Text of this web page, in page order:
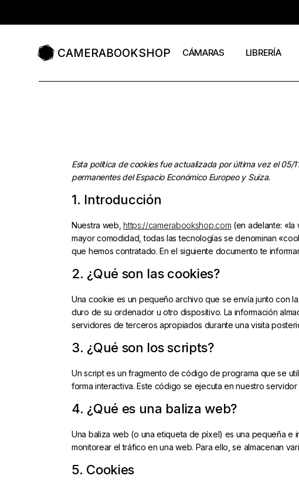
CAMERABOOKSHOP CÁMARAS
Cámaras de colores
Cámaras de fuelle
Cámaras de medio formato
Cámaras disc
Cámaras instantáneas
Cámaras miniatura
Cámaras réflex de 2
objetivos
Cámaras réflex de 35 mm
Súper 8
LIBRERÍA
Esta política de cookies fue actualizada por última vez el
permanentes del Espacio Económico Europeo y Suiza.
1. Introducción
Nuestra web, https://camerabookshop.com (en adelante:
mayor comodidad, todas las tecnologías se denominan
que hemos contratado. En el siguiente documento te
2. ¿Qué son las cookies?
Una cookie es un pequeño archivo que se envía junto con
duro de su ordenador u otro dispositivo. La información
servidores de terceros apropiados durante una visita
3. ¿Qué son los scripts?
Un script es un fragmento de código de programa que se
forma interactiva. Este código se ejecuta en nuestro
4. ¿Qué es una baliza web?
Una baliza web (o una etiqueta de píxel) es una pequeña
monitorear el tráfico en una web. Para ello, se almacenan
5. Cookies